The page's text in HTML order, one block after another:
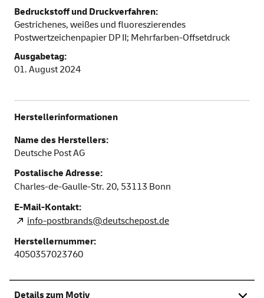
Bedruckstoff und Druckverfahren:
Gestrichenes, weißes und fluoreszierendes
Postwertzeichenpapier DP II; Mehrfarben-Offsetdruck
Ausgabetag:
01. August 2024
Herstellerinformationen
Name des Herstellers:
Deutsche Post AG
Postalische Adresse:
Charles-de-Gaulle-Str. 20, 53113 Bonn
E-Mail-Kontakt:
info-postbrands@deutschepost.de
Herstellernummer:
4050357023760
Details zum Motiv